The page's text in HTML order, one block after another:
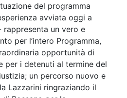
del programma
avviata oggi a
rappresenta un vero e
per l’intero Programma,
opportunità di
per i detenuti al termine del
un percorso nuovo e
Lazzarini ringraziando il